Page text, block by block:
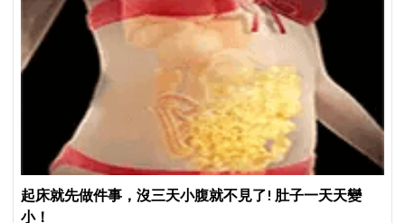
起床就先做件事，沒三天小腹就不見了! 肚子一天天變
小！